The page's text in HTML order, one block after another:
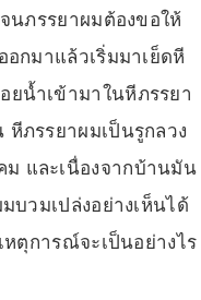
นภรรยาผมต้องขอให้
กมาแล้วเริ่มมาเย็ดหี
ยน้ำเข้ามาในหีภรรยา
ภรรยาผมเป็นรูกลวง
และเนื่องจากบ้านมัน
บวมเปล่งอย่างเห็นได้
ตุการณ์จะเป็นอย่างไร